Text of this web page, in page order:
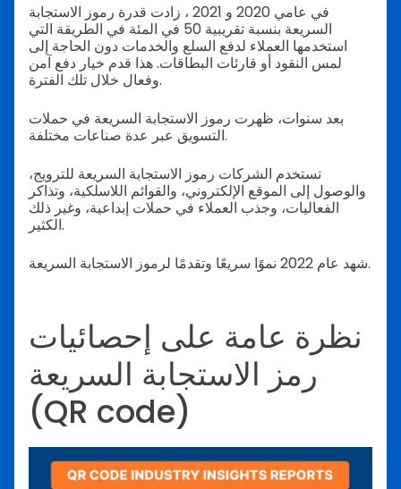
في عامي 2020 و 2021 ، زادت قدرة رموز الاستجابة
السريعة بنسبة تقريبية 50 في المئة في الطريقة التي
استخدمها العملاء لدفع السلع والخدمات دون الحاجة إلى
لمس النقود أو قارئات البطاقات. هذا قدم خيار دفع آمن
وفعال خلال تلك الفترة.
بعد سنوات، ظهرت رموز الاستجابة السريعة في حملات
التسويق عبر عدة صناعات مختلفة.
تستخدم الشركات رموز الاستجابة السريعة للترويج،
والوصول إلى الموقع الإلكتروني، والقوائم اللاسلكية، وتذاكر
الفعاليات، وجذب العملاء في حملات إبداعية، وغير ذلك
الكثير.
شهد عام 2022 نموًا سريعًا وتقدمًا لرموز الاستجابة السريعة.
نظرة عامة على إحصائيات
رمز الاستجابة السريعة
(QR code)